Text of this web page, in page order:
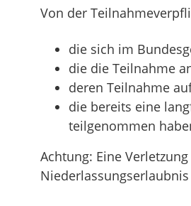
Von der
die sich im
die die Teilnahme
deren Teilnahme
die bereits eine
teilgenommen
Achtung: Eine